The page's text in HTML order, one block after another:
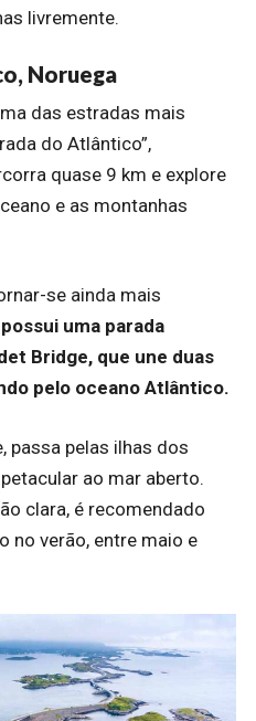
livremente.
Noruega
das estradas mais
do Atlântico”,
quase 9 km e explore
e as montanhas
se ainda mais
possui uma parada
Bridge, que une duas
pelo oceano Atlântico.
passa pelas ilhas dos
ao mar aberto.
clara, é recomendado
no verão, entre maio e